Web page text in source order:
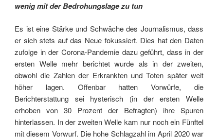
wenig mit der Bedrohungslage zu tun
Es ist eine Stärke und Schwäche des Journalismus, dass
er sich stets auf das Neue fokussiert. Dies hat den Daten
zufolge in der Corona-Pandemie dazu geführt, dass in der
ersten Welle mehr berichtet wurde als in der zweiten,
obwohl die Zahlen der Erkrankten und Toten später weit
höher lagen. Offenbar hatten Vorwürfe, die
Berichterstattung sei hysterisch (in der ersten Welle
erhoben von 30 Prozent der Befragten) ihre Spuren
hinterlassen. In der zweiten Welle kam nur noch ein Fünftel
mit diesem Vorwurf. Die hohe Schlagzahl im April 2020 war